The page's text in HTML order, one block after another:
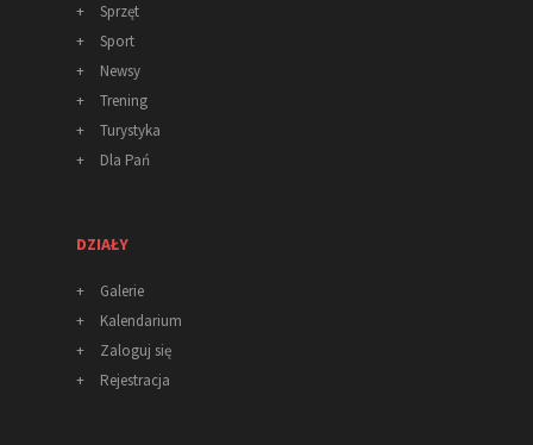
+
Sprzęt
+
Sport
+
Newsy
+
Trening
+
Turystyka
+
Dla Pań
DZIAŁY
+
Galerie
+
Kalendarium
+
Zaloguj się
+
Rejestracja